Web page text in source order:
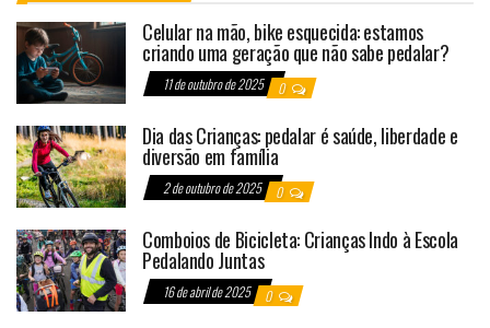
Celular na mão, bike esquecida: estamos
criando uma geração que não sabe pedalar?
11 de outubro de 2025 0
Dia das Crianças: pedalar é saúde, liberdade e
diversão em família
2 de outubro de 2025 0
Comboios de Bicicleta: Crianças Indo à Escola
Pedalando Juntas
16 de abril de 2025 0